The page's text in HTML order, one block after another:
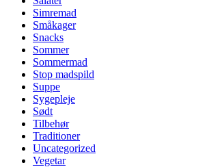
Simremad
Småkager
Snacks
Sommer
Sommermad
Stop madspild
Suppe
Sygepleje
Sødt
Tilbehør
Traditioner
Uncategorized
Vegetar